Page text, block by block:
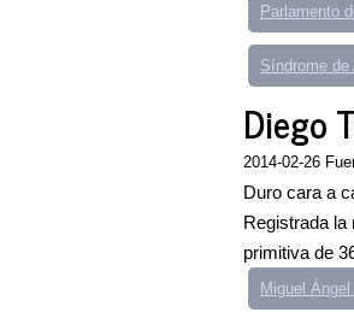
Parlamento
Síndrome de
Diego
2014-02-26
Duro cara a
Registrada la
primitiva de
Miguel